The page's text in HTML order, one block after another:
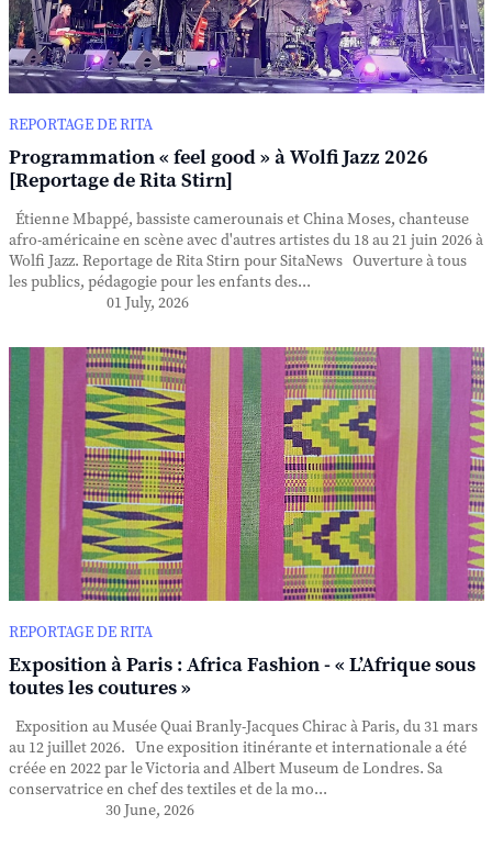
REPORTAGE DE RITA
Programmation « feel good » à Wolfi Jazz 2026
[Reportage de Rita Stirn]
Étienne Mbappé, bassiste camerounais et China Moses, chanteuse
afro-américaine en scène avec d'autres artistes du 18 au 21 juin 2026 à
Wolfi Jazz. Reportage de Rita Stirn pour SitaNews Ouverture à tous
les publics, pédagogie pour les enfants des...
01 July, 2026
REPORTAGE DE RITA
Exposition à Paris : Africa Fashion - « L’Afrique sous
toutes les coutures »
Exposition au Musée Quai Branly-Jacques Chirac à Paris, du 31 mars
au 12 juillet 2026. Une exposition itinérante et internationale a été
créée en 2022 par le Victoria and Albert Museum de Londres. Sa
conservatrice en chef des textiles et de la mo...
30 June, 2026